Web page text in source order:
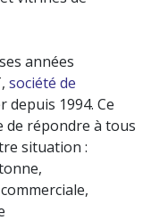
années
société de
depuis 1994. Ce
de répondre à tous
situation :